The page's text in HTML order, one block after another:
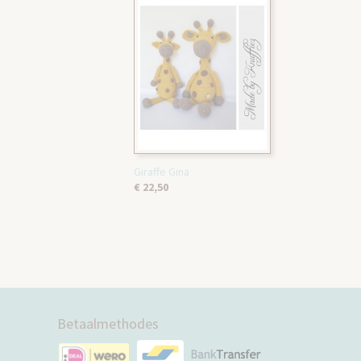
Giraffe Gina
€ 22,50
Betaalmethodes